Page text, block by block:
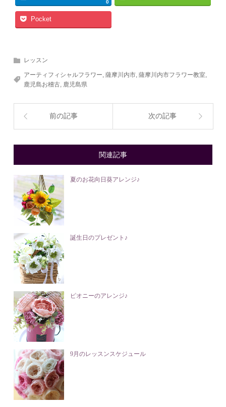
0
Pocket
レッスン
アーティフィシャルフラワー,薩摩川内市,薩摩川内市フラワー教室,
鹿児島お稽古, 鹿児島県
前の記事 次の記事
関連記事
夏のお花向日葵アレンジ♪
誕生日のプレゼント♪
ピオニーのアレンジ♪
9月のレッスンスケジュール